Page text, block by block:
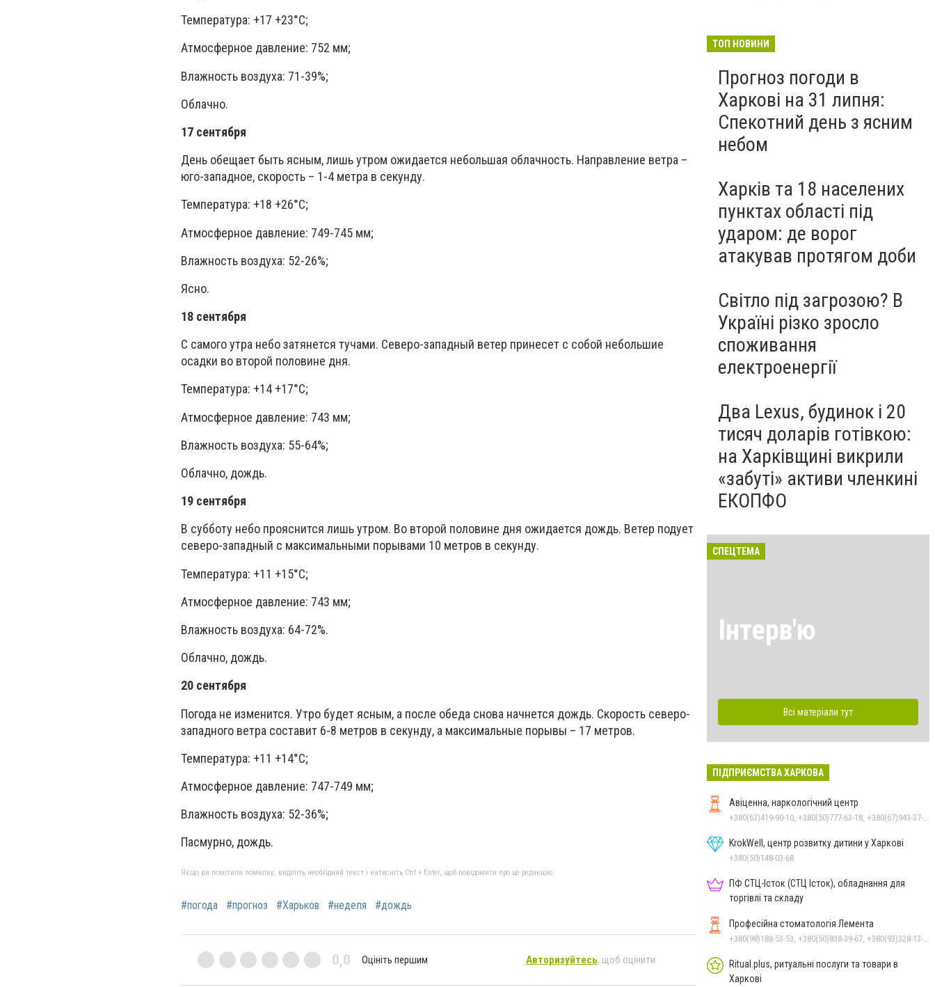
Температура: +17 +23°C;
Атмосферное давление: 752 мм;
Влажность воздуха: 71-39%;
Облачно.
17 сентября
День обещает быть ясным, лишь утром ожидается небольшая облачность. Направление ветра –
юго-западное, скорость – 1-4 метра в секунду.
Температура: +18 +26°C;
Атмосферное давление: 749-745 мм;
Влажность воздуха: 52-26%;
Ясно.
18 сентября
С самого утра небо затянется тучами. Северо-западный ветер принесет с собой небольшие
осадки во второй половине дня.
Температура: +14 +17°C;
Атмосферное давление: 743 мм;
Влажность воздуха: 55-64%;
Облачно, дождь.
19 сентября
В субботу небо прояснится лишь утром. Во второй половине дня ожидается дождь. Ветер подует
северо-западный с максимальными порывами 10 метров в секунду.
Температура: +11 +15°C;
Атмосферное давление: 743 мм;
Влажность воздуха: 64-72%.
Облачно, дождь.
20 сентября
Погода не изменится. Утро будет ясным, а после обеда снова начнется дождь. Скорость северо-
западного ветра составит 6-8 метров в секунду, а максимальные порывы – 17 метров.
Температура: +11 +14°C;
Атмосферное давление: 747-749 мм;
Влажность воздуха: 52-36%;
Пасмурно, дождь.
Якщо ви помітили помилку, виділіть необхідний текст і натисніть Ctrl + Enter, щоб повідомити про це редакцію
#погода #прогноз #Харьков #неделя #дождь
0,0 Оцініть першим Авторизуйтесь, щоб оцінити
Перевищення швидкості й
що найчастіше стаються
ДТП на Харківщині
14:48
ТОП НОВИНИ
Прогноз погоди в
Харкові на 31 липня:
Спекотний день з ясним
небом
Харків та 18 населених
пунктах області під
ударом: де ворог
атакував протягом доби
Світло під загрозою? В
Україні різко зросло
споживання
електроенергії
Два Lexus, будинок і 20
тисяч доларів готівкою:
на Харківщині викрили
«забуті» активи членкині
ЕКОПФО
СПЕЦТЕМА
Інтерв'ю
Всі матеріали тут
ПІДПРИЄМСТВА ХАРКОВА
Авіценна, наркологічний центр
KrokWell, центр розвитку дитини у Харкові
+380(50)148-03-68
ПФ СТЦ-Істок (СТЦ Істок), обладнання для
торгівлі та складу
Професійна стоматологія Лемента
Ritual.plus, ритуальні послуги та товари в
Харкові